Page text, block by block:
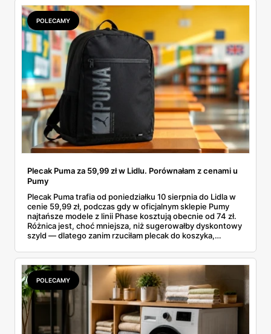
sens kupować jesień, zanim skończą się wakacje.
POLECAMY
Plecak Puma za 59,99 zł w Lidlu. Porównałam z cenami u
Pumy
Plecak Puma trafia od poniedziałku 10 sierpnia do Lidla w
cenie 59,99 zł, podczas gdy w oficjalnym sklepie Pumy
najtańsze modele z linii Phase kosztują obecnie od 74 zł.
Różnica jest, choć mniejsza, niż sugerowałby dyskontowy
szyld — dlatego zanim rzuciłam plecak do koszyka,
rozpiska: co dokładnie sprzedaje Lidl, ile kosztują
odpowiedniki u producenta i komu ten zakup naprawdę
się opłaci.
POLECAMY